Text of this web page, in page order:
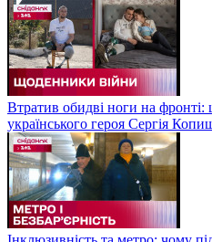
Втратив обидві ноги на
українського героя Сергія